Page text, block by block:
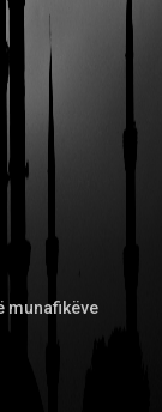
munafikëve